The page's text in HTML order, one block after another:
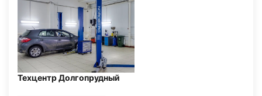
Техцентр Долгопрудный